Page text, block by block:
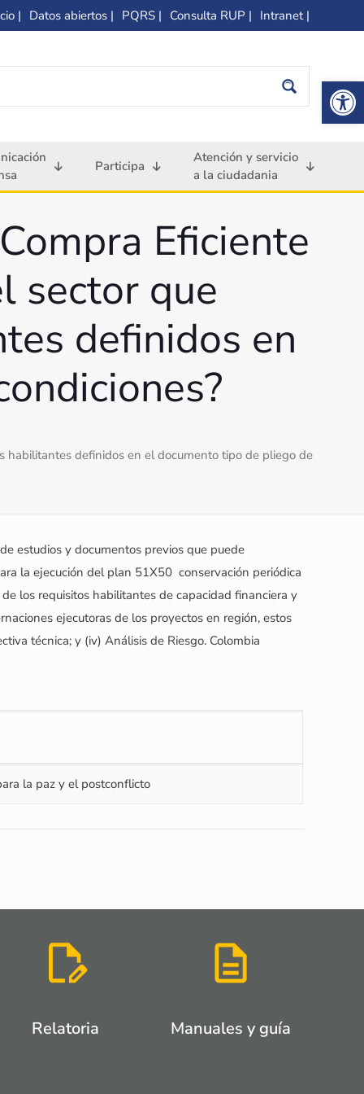
| Datos abiertos | PQRS | Consulta RUP | Intranet |
Participa
Atención y servicio
a la ciudadania
Eficiente
sector que
definidos en
habilitantes definidos en el documento tipo de pliego de
estudios y documentos previos que puede
la ejecución del plan 51X50  conservación periódica
los requisitos habilitantes de capacidad financiera y
ejecutoras de los proyectos en región, estos
técnica; y (iv) Análisis de Riesgo. Colombia
la paz y el postconflicto
Relatoria Manuales y guía